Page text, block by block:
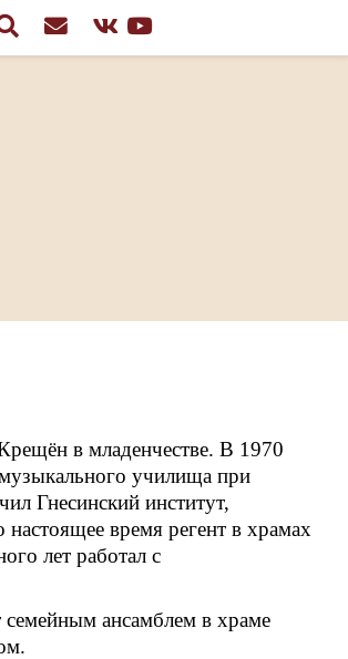
в младенчестве. В 1970
училища при
Гнесинский институт,
время регент в храмах
лет работал с
ансамблем в храме